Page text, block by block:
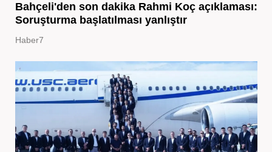
Bahçeli'den son dakika Rahmi Koç açıklaması:
Soruşturma başlatılması yanlıştır
Haber7